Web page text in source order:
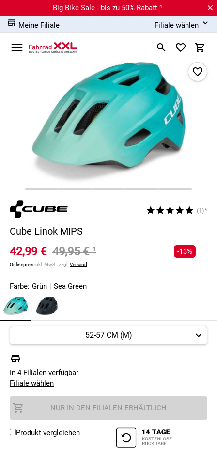
Big Bike Sale - bis zu 50% Rabatt ⁴
Meine Filiale
Filiale wählen
(1)*
Cube Linok MIPS
42,99 € 49,95 €¹
Onlinepreisinkl. MwSt, zzgl. Versand
-13%
Farbe: Grün | Sea Green
In 4 Filialen verfügbar
Filiale wählen
NUR IN DEN FILIALEN ERHÄLTLICH
Produkt vergleichen